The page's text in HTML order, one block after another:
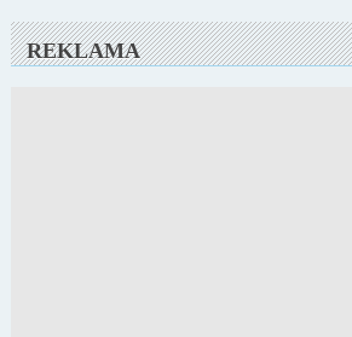
REKLAMA